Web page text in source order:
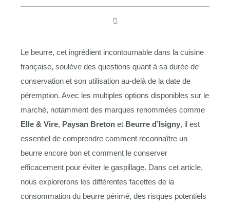
Le beurre, cet ingrédient incontournable dans la cuisine
française, soulève des questions quant à sa durée de
conservation et son utilisation au-delà de la date de
péremption. Avec les multiples options disponibles sur le
marché, notamment des marques renommées comme
Elle & Vire, Paysan Breton et Beurre d’Isigny, il est
essentiel de comprendre comment reconnaître un
beurre encore bon et comment le conserver
efficacement pour éviter le gaspillage. Dans cet article,
nous explorerons les différentes facettes de la
consommation du beurre périmé, des risques potentiels